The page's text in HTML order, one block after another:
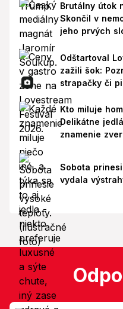
Brutálny útok
Skončil v
jeho prvých
Odštartoval
zažili šok:
strapačky či
Kto miluje
Delikátne
znamenie
Sobota
vydala